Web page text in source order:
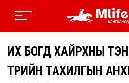
ИХ БОГД ХАЙРХНЫ
ТӨРИЙН ТАХИЛГЫН